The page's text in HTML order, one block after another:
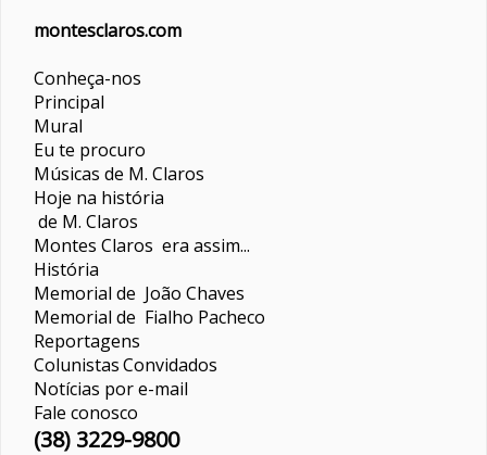
montesclaros.com
Conheça-nos
Principal
Mural
Eu te procuro
Músicas de M. Claros
Hoje na história
de M. Claros
Montes Claros era assim...
História
Memorial de João Chaves
Memorial de Fialho Pacheco
Reportagens
ColunistasConvidados
Notícias por e-mail
Fale conosco
(38) 3229-9800